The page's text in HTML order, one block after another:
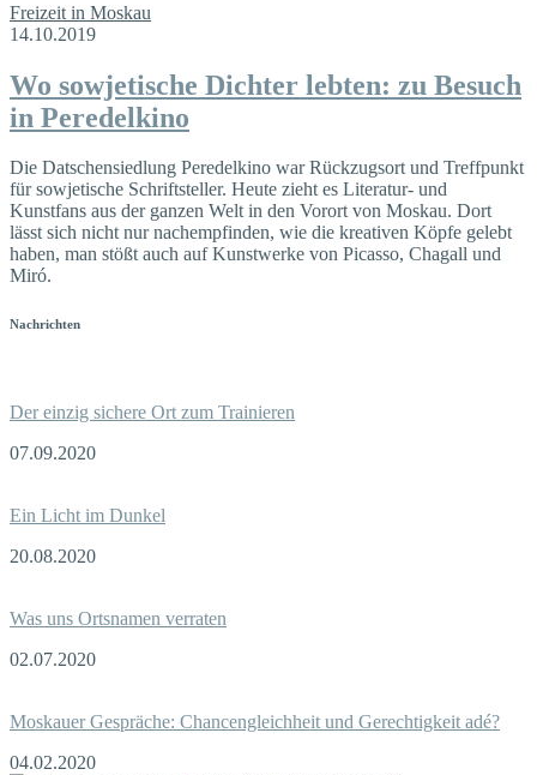
Freizeit in Moskau
14.10.2019
Wo sowjetische Dichter lebten: zu Besuch
in Peredelkino
Die Datschensiedlung Peredelkino war Rückzugsort und Treffpunkt
für sowjetische Schriftsteller. Heute zieht es Literatur- und
Kunstfans aus der ganzen Welt in den Vorort von Moskau. Dort
lässt sich nicht nur nachempfinden, wie die kreativen Köpfe gelebt
haben, man stößt auch auf Kunstwerke von Picasso, Chagall und
Miró.
Nachrichten
Der einzig sichere Ort zum Trainieren
07.09.2020
Ein Licht im Dunkel
20.08.2020
Was uns Ortsnamen verraten
02.07.2020
Moskauer Gespräche: Chancengleichheit und Gerechtigkeit adé?
04.02.2020